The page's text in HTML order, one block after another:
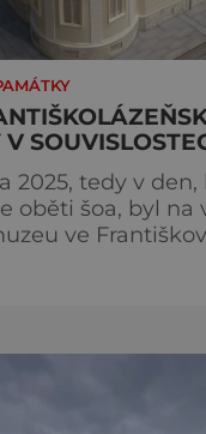
2025, tedy v den,
oběti šoa, byl na
ve
1938. Do lázeňského
spojené s